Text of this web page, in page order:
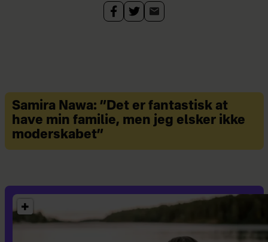
Samira Nawa: ”Det er fantastisk at
have min familie, men jeg elsker ikke
moderskabet”